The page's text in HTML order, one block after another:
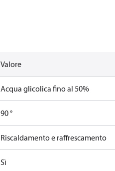
Valore
Acqua glicolica fino al 50%
90 °
Riscaldamento e raffrescamento
Sì